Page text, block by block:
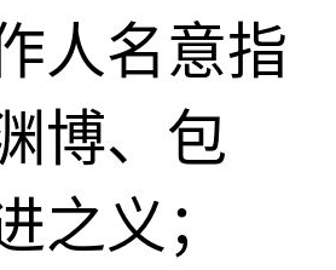
人名意指
博、包
之义；